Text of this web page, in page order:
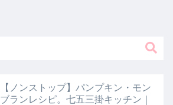
【ノンストップ】パンプキン・モン
ブランレシピ。七五三掛キッチン｜